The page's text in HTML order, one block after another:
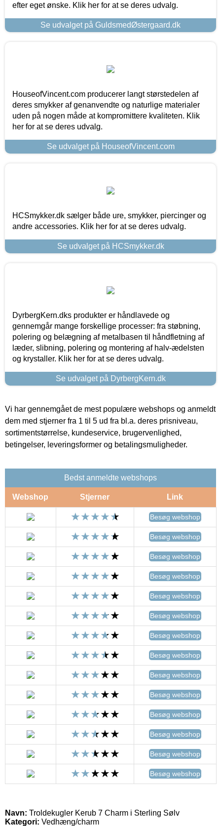
efter eget ønske. Klik her for at se deres udvalg.
Se udvalget på GuldsmedØstergaard.dk
HouseofVincent.com producerer langt størstedelen af
deres smykker af genanvendte og naturlige materialer
uden på nogen måde at kompromittere kvaliteten. Klik
her for at se deres udvalg.
Se udvalget på HouseofVincent.com
HCSmykker.dk sælger både ure, smykker, piercinger og
andre accessories. Klik her for at se deres udvalg.
Se udvalget på HCSmykker.dk
DyrbergKern.dks produkter er håndlavede og
gennemgår mange forskellige processer: fra støbning,
polering og belægning af metalbasen til håndfletning af
læder, slibning, polering og montering af halv-ædelsten
og krystaller. Klik her for at se deres udvalg.
Se udvalget på DyrbergKern.dk
Vi har gennemgået de mest populære webshops og anmeldt
dem med stjerner fra 1 til 5 ud fra bl.a. deres prisniveau,
sortimentstørrelse, kundeservice, brugervenlighed,
betingelser, leveringsformer og betalingsmuligheder.
Bedst anmeldte webshops
Webshop Stjerner Link
Besøg webshop
Besøg webshop
Besøg webshop
Besøg webshop
Besøg webshop
Besøg webshop
Besøg webshop
Besøg webshop
Besøg webshop
Besøg webshop
Besøg webshop
Besøg webshop
Besøg webshop
Besøg webshop
Navn: Troldekugler Kerub 7 Charm i Sterling Sølv
Kategori: Vedhæng/charm